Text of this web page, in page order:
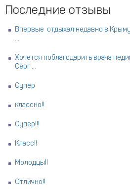
Последние отзывы
Впервые отдыхал недавно в
...
Хочется поблагодарить врача
Серг ...
Супер
классно!!
Супер!!!
Класс!!
Молодцы!!
Отлично!!